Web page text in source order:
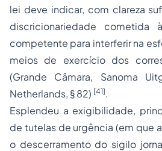
lei deve indicar, com clareza
discricionariedade cometida
competente para interferir na
meios de exercíciodos
(Grande Câmara, Sanoma
Netherlands, § 82) [41].
Esplendeu a exigibilidade,
de tutelas de urgência (em que
o descerramento do sigilo